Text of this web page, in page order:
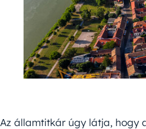
Az államtitkár úgy látja, hogy